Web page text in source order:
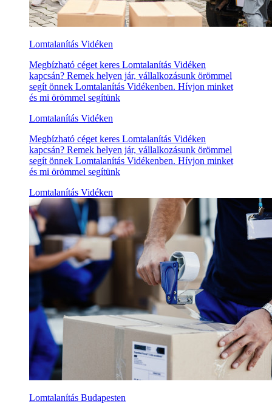
Lomtalanítás Vidéken
Megbízható céget keres Lomtalanítás Vidéken
kapcsán? Remek helyen jár, vállalkozásunk örömmel
segít önnek Lomtalanítás Vidékenben. Hívjon minket
és mi örömmel segítünk
Lomtalanítás Vidéken
Megbízható céget keres Lomtalanítás Vidéken
kapcsán? Remek helyen jár, vállalkozásunk örömmel
segít önnek Lomtalanítás Vidékenben. Hívjon minket
és mi örömmel segítünk
Lomtalanítás Vidéken
Lomtalanítás Budapesten